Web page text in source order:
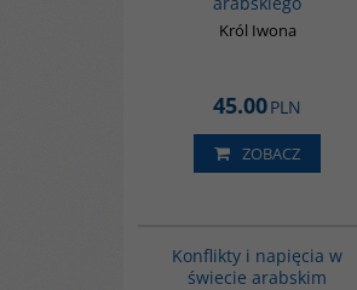
Król Iwona
45.00PLN
ZOBACZ
Konflikty i napięcia w
świecie arabskim